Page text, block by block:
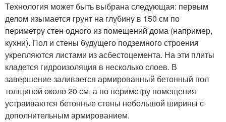
Технология может быть выбрана следующая: первым
делом изымается грунт на глубину в 150 см по
периметру стен одного из помещений дома (например,
кухни). Пол и стены будущего подземного строения
укрепляются листами из асбестоцемента. На эти плиты
кладется гидроизоляция в несколько слоев. В
завершение заливается армированный бетонный пол
толщиной около 20 см, а по периметру помещения
устраиваются бетонные стены небольшой ширины с
дополнительным армированием.